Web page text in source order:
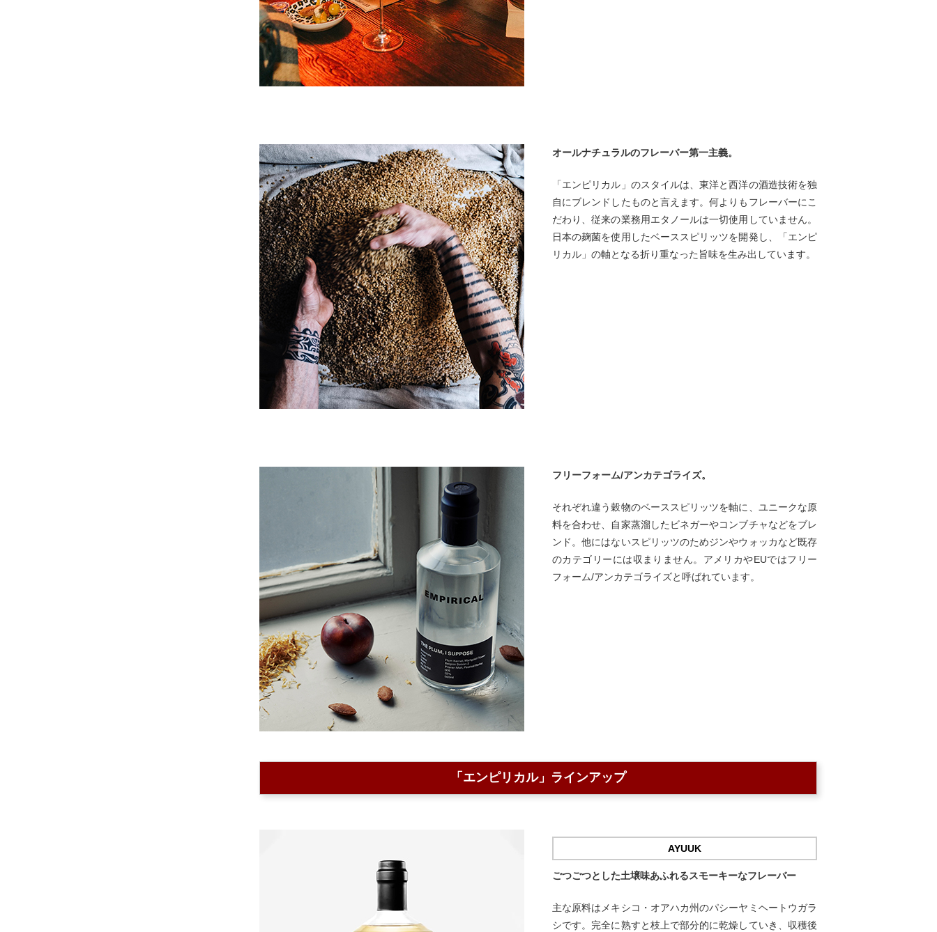
オールナチュラルのフレーバー第一主義。
「エンピリカル」のスタイルは、東洋と西洋の酒造技術を独
自にブレンドしたものと言えます。何よりもフレーバーにこ
だわり、従来の業務用エタノールは一切使用していません。
日本の麹菌を使用したベーススピリッツを開発し、「エンピ
リカル」の軸となる折り重なった旨味を生み出しています。
フリーフォーム/アンカテゴライズ。
それぞれ違う穀物のベーススピリッツを軸に、ユニークな原
料を合わせ、自家蒸溜したビネガーやコンブチャなどをブレ
ンド。他にはないスピリッツのためジンやウォッカなど既存
のカテゴリーには収まりません。アメリカやEUではフリー
フォーム/アンカテゴライズと呼ばれています。
「エンピリカル」ラインアップ
AYUUK
ごつごつとした土壌味あふれるスモーキーなフレーバー
主な原料はメキシコ・オアハカ州のパシーヤミヘートウガラ
シです。完全に熟すと枝上で部分的に乾燥していき、収穫後